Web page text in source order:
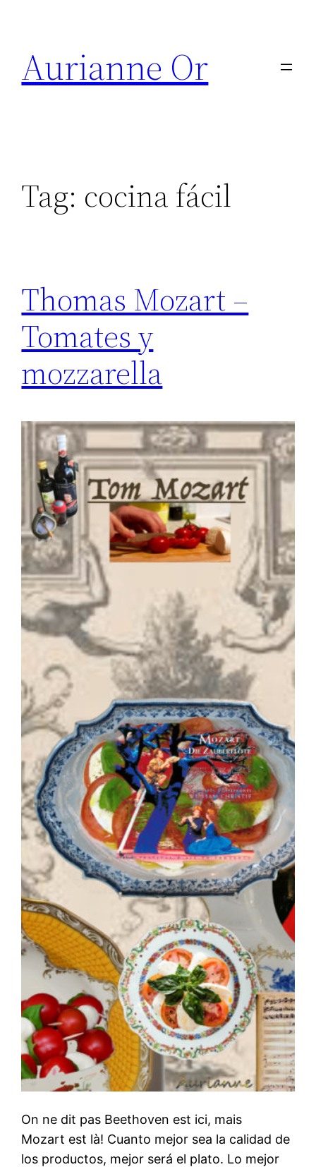
content
Aurianne Or
Tag: cocina fácil
Thomas Mozart –
Tomates y
mozzarella
On ne dit pas Beethoven est ici, mais
Mozart est là! Cuanto mejor sea la calidad de
los productos, mejor será el plato. Lo mejor